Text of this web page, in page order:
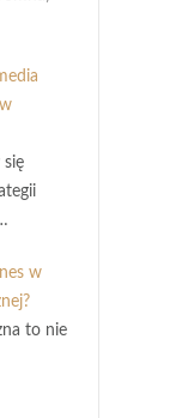
się
w
to nie